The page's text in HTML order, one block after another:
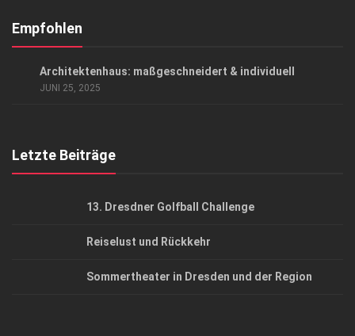
Kontakt, Impressum
Empfohlen
Architektenhaus: maßgeschneidert & individuell
JUNI 25, 2025
Letzte Beiträge
13. Dresdner Golfball Challenge
Reiselust und Rückkehr
Sommertheater in Dresden und der Region